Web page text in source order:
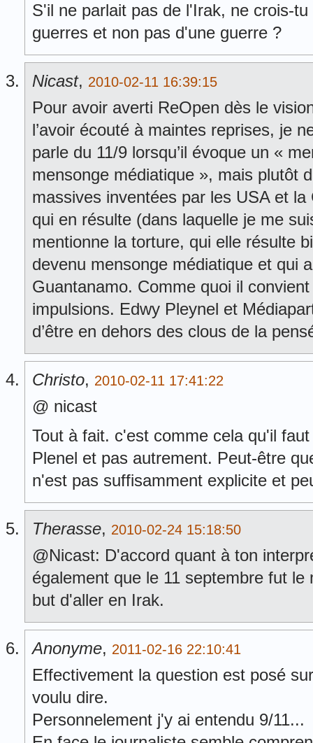
S'il ne parlait pas de l'Irak, ne crois-
guerres et non pas d'une guerre ?
Nicast, 2010-02-11 16:39:15
Pour avoir averti ReOpen dès le
l’avoir écouté à maintes reprises, je
parle du 11/9 lorsqu’il évoque un «
mensonge médiatique », mais plutôt
massives inventées par les USA et
qui en résulte (dans laquelle je me
mentionne la torture, qui elle résulte
devenu mensonge médiatique et qui
Guantanamo. Comme quoi il
impulsions. Edwy Pleynel et
d’être en dehors des clous de la
Christo, 2010-02-11 17:41:22
@ nicast
Tout à fait. c'est comme cela qu'il
Plenel et pas autrement. Peut-être
n'est pas suffisamment explicite et
Therasse, 2010-02-24 15:18:50
@Nicast: D'accord quant à ton
également que le 11 septembre fut
but d'aller en Irak.
Anonyme, 2011-02-16 22:10:41
Effectivement la question est posé
voulu dire.
Personnelement j'y ai entendu 9/11...